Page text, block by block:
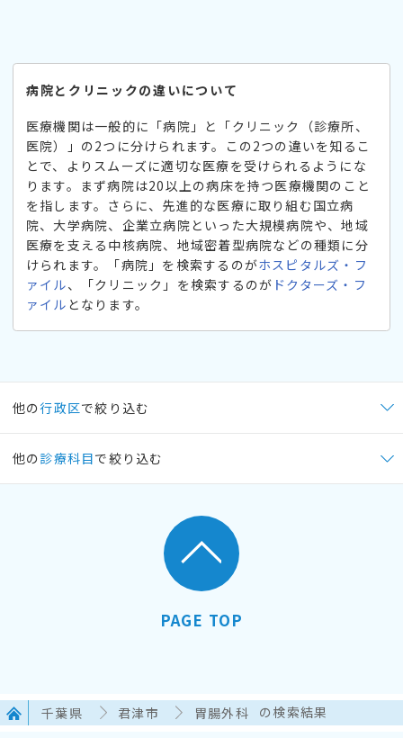
病院とクリニックの違いについて
医療機関は一般的に「病院」と「クリニック（診療所、
医院）」の2つに分けられます。この2つの違いを知るこ
とで、よりスムーズに適切な医療を受けられるようにな
ります。まず病院は20以上の病床を持つ医療機関のこと
を指します。さらに、先進的な医療に取り組む国立病
院、大学病院、企業立病院といった大規模病院や、地域
医療を支える中核病院、地域密着型病院などの種類に分
けられます。「病院」を検索するのがホスピタルズ・フ
ァイル、「クリニック」を検索するのが ドクターズ・フ
ァイル となります。
他の行政区で絞り込む
他の 診療科目で絞り込む
PAGE TOP
千葉県 君津市 胃腸外科 の検索結果